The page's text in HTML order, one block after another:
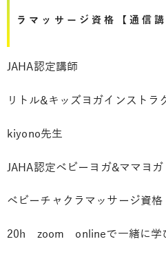
ラマッサージ資格【通信講
JAHA認定講師
リトル&キッズヨガインストラ
kiyono先生
JAHA認定ベビーヨガ&ママヨガ
ベビーチャクラマッサージ資格
20h zoom onlineで一緒に学